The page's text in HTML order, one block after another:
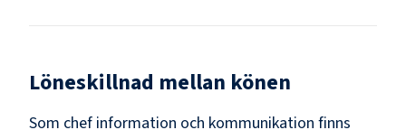
Löneskillnad mellan könen
Som chef information och kommunikation finns